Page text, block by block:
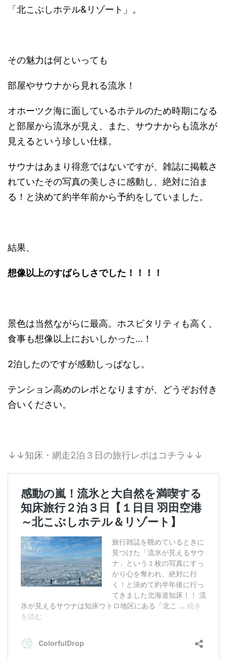
「北こぶしホテル&リゾート」。
その魅力は何といっても
部屋やサウナから見れる流氷！
オホーツク海に面しているホテルのため時期になる
と部屋から流氷が見え、また、サウナからも流氷が
見えるという珍しい仕様。
サウナはあまり得意ではないですが、雑誌に掲載さ
れていたその写真の美しさに感動し、絶対に泊ま
る！と決めて約半年前から予約をしていました。
結果、
想像以上のすばらしさでした！！！！
景色は当然ながらに最高。ホスピタリティも高く、
食事も想像以上においしかった…！
2泊したのですが感動しっぱなし。
テンション高めのレポとなりますが、どうぞお付き
合いください。
↓↓知床・網走2泊３日の旅行レポはコチラ↓↓